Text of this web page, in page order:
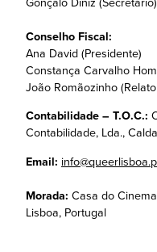
Gonçalo Diniz (Secretário)
Conselho Fiscal:
Ana David (Presidente)
Constança Carvalho
João Romãozinho
Contabilidade – T.O.C.:
Contabilidade, Lda.,
Email:
Morada: Casa do
Lisboa, Portugal